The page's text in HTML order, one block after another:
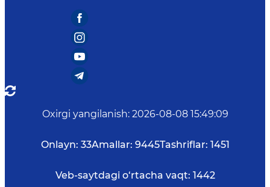
Oxirgi yangilanish: 2026-08-08 15:49:09
Onlayn: 33Amallar: 9445Tashriflar: 1451
Veb-saytdagi o‘rtacha vaqt: 1442